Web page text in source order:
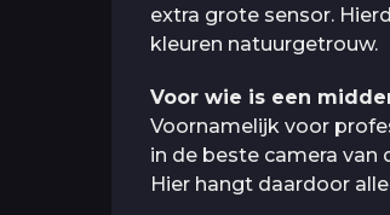
extra grote sensor.
kleuren natuurgetrouw.
Voor wie is een
Voornamelijk voor
in de beste camera van
Hier hangt daardoor